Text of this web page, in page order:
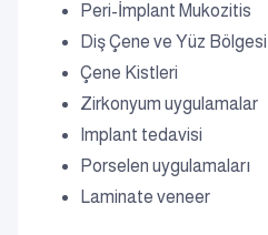
Peri-İmplant Mukozitis
Diş Çene ve Yüz
Çene Kistleri
Zirkonyum uygulamalar
Implant tedavisi
Porselen uygulamaları
Laminate veneer